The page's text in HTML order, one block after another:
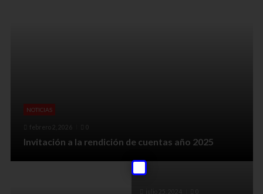
NOTICIAS
febrero 2, 2026 0
Invitación a la rendición de cuentas año 2025